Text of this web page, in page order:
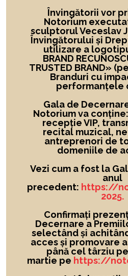
Învingătorii vor
Notorium
sculptorul Veceslav
Învingătorului și
utilizare a
BRAND
TRUSTED BRAND»
Branduri cu
performanțele
Gala de
Notorium va
recepție VIP,
recital muzical,
antreprenori de
domeniile de
Vezi cum a fost la
anul
precedent: https://
2025.
Confirmați
Decernare a
selectând și
acces și promovare
până cel târziu
martie pe https://